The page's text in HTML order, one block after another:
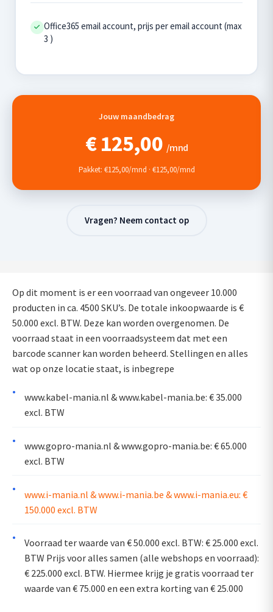
Office365 email account, prijs per email account (max
3 )
Jouw maandbedrag
€125,00 /mnd
Pakket: €125,00/mnd · €125,00/mnd
Vragen? Neem contact op
Op dit moment is er een voorraad van ongeveer 10.000
producten in ca. 4500 SKU’s. De totale inkoopwaarde is €
50.000 excl. BTW. Deze kan worden overgenomen. De
voorraad staat in een voorraadsysteem dat met een
barcode scanner kan worden beheerd. Stellingen en alles
wat op onze locatie staat, is inbegrepe
www.kabel-mania.nl & www.kabel-mania.be: € 35.000
excl. BTW
www.gopro-mania.nl & www.gopro-mania.be: € 65.000
excl. BTW
www.i-mania.nl & www.i-mania.be & www.i-mania.eu: €
150.000 excl. BTW
Voorraad ter waarde van € 50.000 excl. BTW: € 25.000 excl.
BTW Prijs voor alles samen (alle webshops en voorraad):
€ 225.000 excl. BTW. Hiermee krijg je gratis voorraad ter
waarde van € 75.000 en een extra korting van € 25.000